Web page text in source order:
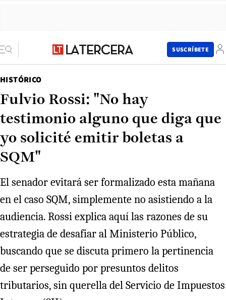
SUSCRÍBETE
HISTÓRICO
Fulvio Rossi: "No hay
testimonio alguno que diga que
yo solicité emitir boletas a
SQM"
El senador evitará ser formalizado esta mañana
en el caso SQM, simplemente no asistiendo a la
audiencia. Rossi explica aquí las razones de su
estrategia de desafiar al Ministerio Público,
buscando que se discuta primero la pertinencia
de ser perseguido por presuntos delitos
tributarios, sin querella del Servicio de Impuestos